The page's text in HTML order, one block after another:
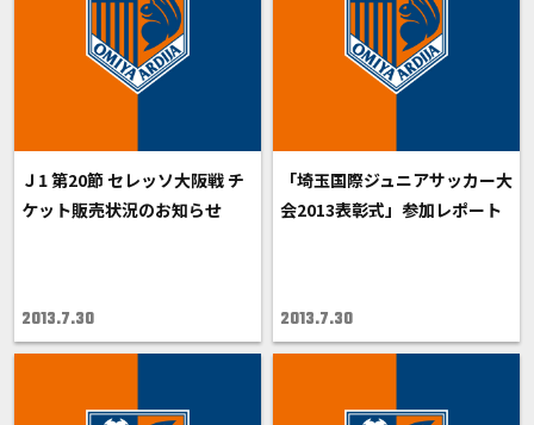
Ｊ1 第20節 セレッソ大阪戦 チ
ケット販売状況のお知らせ
2013.7.30
「埼玉国際ジュニアサッカー大
会2013表彰式」参加レポート
2013.7.30